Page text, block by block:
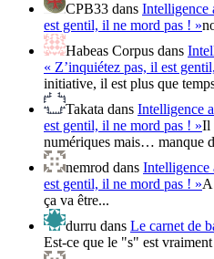
CPB33 dans Intelligence
est gentil, il ne mord pas ! »
Habeas Corpus dans
« Z’inquiétez pas, il est
initiative, il est plus que
Takata dans Intelligence
est gentil, il ne mord pas ! »Il
numériques mais… manque
nemrod dans Intelligence
est gentil, il ne mord pas ! »A
ça va être...
durru dans Le carnet de
Est-ce que le "s" est